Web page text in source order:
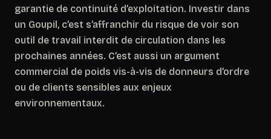
garantie de continuité d’exploitation. Investir dans
un Goupil, c’est s’affranchir du risque de voir son
outil de travail interdit de circulation dans les
prochaines années. C’est aussi un argument
commercial de poids vis-à-vis de donneurs d’ordre
ou de clients sensibles aux enjeux
environnementaux.